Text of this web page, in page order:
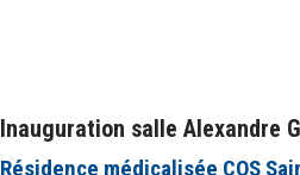
Inauguration salle Alexandre
Résidence médicalisée COS